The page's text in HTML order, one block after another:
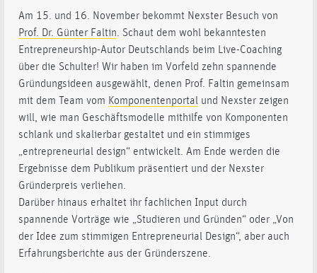
Am 15. und 16. November bekommt Nexster Besuch von
Prof. Dr. Günter Faltin. Schaut dem wohl bekanntesten
Entrepreneurship-Autor Deutschlands beim Live-Coaching
über die Schulter! Wir haben im Vorfeld zehn spannende
Gründungsideen ausgewählt, denen Prof. Faltin gemeinsam
mit dem Team vom Komponentenportal und Nexster zeigen
will, wie man Geschäftsmodelle mithilfe von Komponenten
schlank und skalierbar gestaltet und ein stimmiges
„entrepreneurial design“ entwickelt. Am Ende werden die
Ergebnisse dem Publikum präsentiert und der Nexster
Gründerpreis verliehen.
Darüber hinaus erhaltet ihr fachlichen Input durch
spannende Vorträge wie „Studieren und Gründen“ oder „Von
der Idee zum stimmigen Entrepreneurial Design“, aber auch
Erfahrungsberichte aus der Gründerszene.